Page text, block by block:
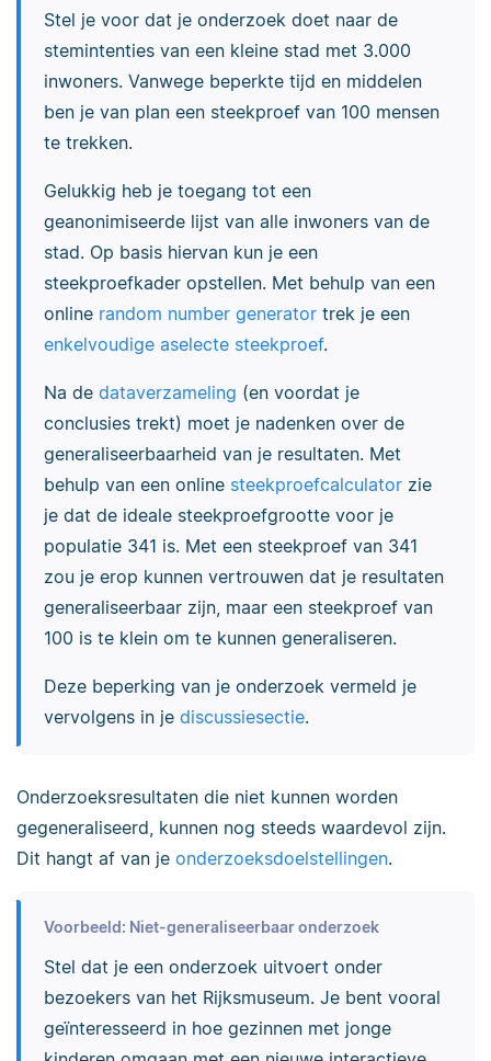
Stel je voor dat je onderzoek doet naar de
stemintenties van een kleine stad met 3.000
inwoners. Vanwege beperkte tijd en middelen
ben je van plan een steekproef van 100 mensen
te trekken.
Gelukkig heb je toegang tot een
geanonimiseerde lijst van alle inwoners van de
stad. Op basis hiervan kun je een
steekproefkader opstellen. Met behulp van een
online random number generatortrek je een
enkelvoudige aselecte steekproef.
Na de dataverzameling (en voordat je
conclusies trekt) moet je nadenken over de
generaliseerbaarheid van je resultaten. Met
behulp van een online steekproefcalculatorzie
je dat de ideale steekproefgrootte voor je
populatie 341 is. Met een steekproef van 341
zou je erop kunnen vertrouwen dat je resultaten
generaliseerbaar zijn, maar een steekproef van
100 is te klein om te kunnen generaliseren.
Deze beperking van je onderzoek vermeld je
vervolgens in je discussiesectie.
Onderzoeksresultaten die niet kunnen worden
gegeneraliseerd, kunnen nog steeds waardevol zijn.
Dit hangt af van je onderzoeksdoelstellingen.
Voorbeeld: Niet-generaliseerbaar onderzoek
Stel dat je een onderzoek uitvoert onder
bezoekers van het Rijksmuseum. Je bent vooral
geïnteresseerd in hoe gezinnen met jonge